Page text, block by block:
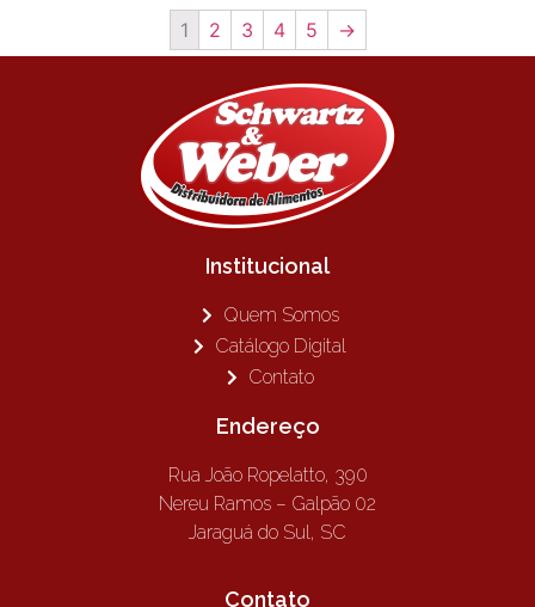
1 2 3 4 5 →
Institucional
Quem Somos
Catálogo Digital
Contato
Endereço
Rua João Ropelatto, 390
Nereu Ramos – Galpão 02
Jaraguá do Sul, SC
Contato